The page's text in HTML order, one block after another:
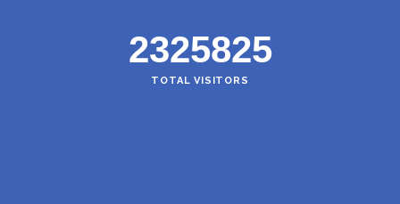
2325825
TOTAL VISITORS